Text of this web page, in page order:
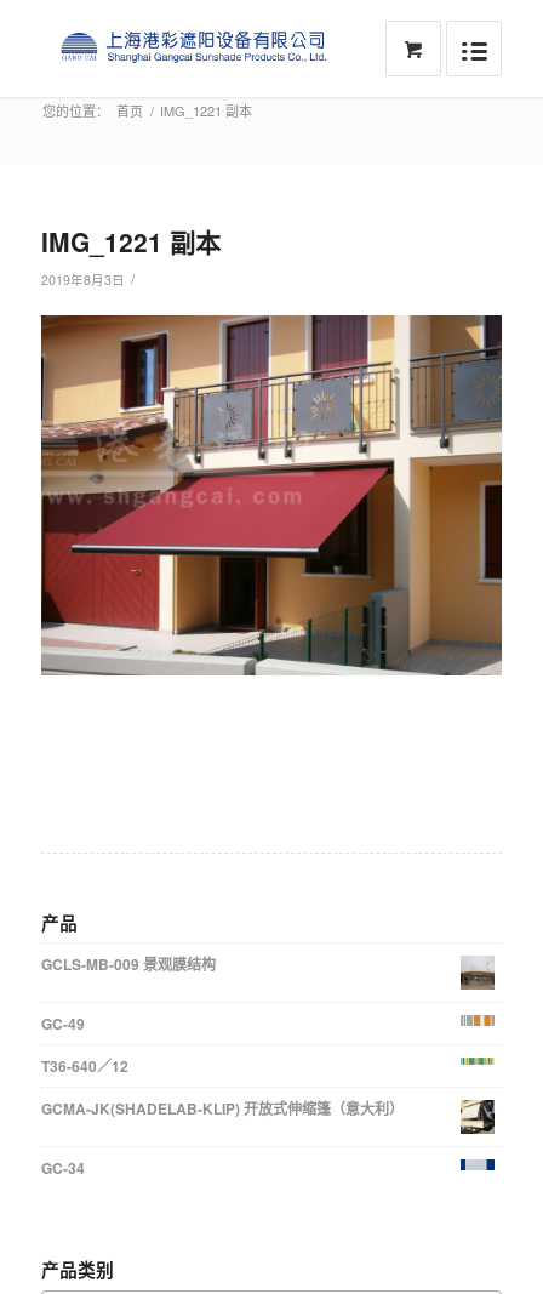
您的位置： 首页 / IMG_1221 副本
IMG_1221 副本
2019年8月3日 /
产品
GCLS-MB-009 景观膜结构
GC-49
T36-640／12
GCMA-JK(SHADELAB-KLIP) 开放式伸缩篷（意大利）
GC-34
产品类别